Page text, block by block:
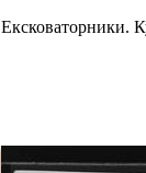
Ексковаторники.